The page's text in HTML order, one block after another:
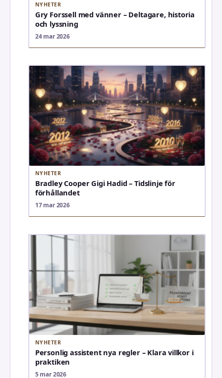
NYHETER
Gry Forssell med vänner – Deltagare, historia
och lyssning
24 mar 2026
NYHETER
Bradley Cooper Gigi Hadid – Tidslinje för
förhållandet
17 mar 2026
NYHETER
Personlig assistent nya regler – Klara villkor i
praktiken
5 mar 2026